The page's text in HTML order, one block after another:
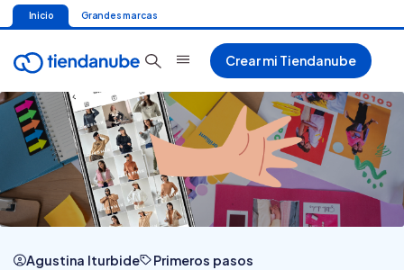
Inicio Grandes marcas
Crear mi Tiendanube
Agustina Iturbide Primeros pasos